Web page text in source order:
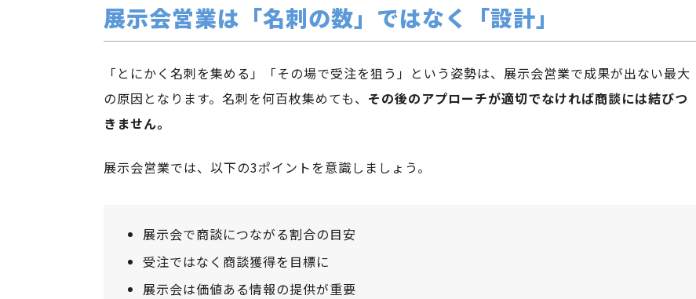
展示会営業は「名刺の数」ではなく「設計」
「とにかく名刺を集める」「その場で受注を狙う」という姿勢は、展示会営業で成果が出ない最大
の原因となります。名刺を何百枚集めても、 その後のアプローチが適切でなければ商談には結びつ
きません。
展示会営業では、以下の3ポイントを意識しましょう。
展示会で商談につながる割合の目安
受注ではなく商談獲得を目標に
展示会は価値ある情報の提供が重要